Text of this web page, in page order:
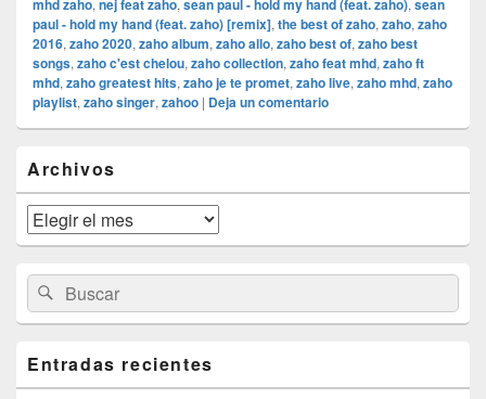
mhd zaho nej feat zaho sean paul - hold my hand (feat. zaho) sean
paul - hold my hand (feat. zaho) [remix], the best of zaho, zaho, zaho
2016, zaho 2020, zaho album, zaho allo, zaho best of, zaho best
songs, zaho c'est chelou, zaho collection, zaho feat mhd, zaho ft
mhd, zaho greatest hits, zaho je te promet, zaho live, zaho mhd, zaho
playlist, zaho singer, zahoo | Deja un comentario
área
de
widget
barra
lateral
primaria
Archivos
Archivos
Buscar
por:
Buscar
Entradas recientes